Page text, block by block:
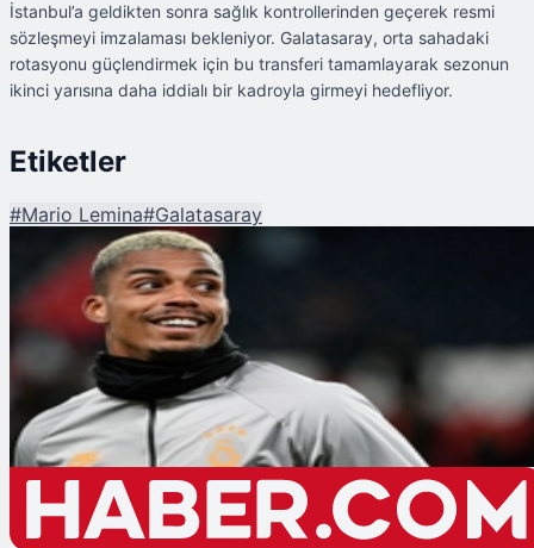
İstanbul’a geldikten sonra sağlık kontrollerinden geçerek resmi
sözleşmeyi imzalaması bekleniyor. Galatasaray, orta sahadaki
rotasyonu güçlendirmek için bu transferi tamamlayarak sezonun
ikinci yarısına daha iddialı bir kadroyla girmeyi hedefliyor.
Etiketler
#Mario Lemina#Galatasaray
Galatasaray'da Mario Lemina Transferi Tamamlandı: İstanbul'a Geliyor